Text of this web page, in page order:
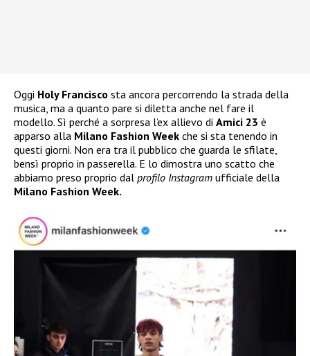
Oggi Holy Francisco sta ancora percorrendo la strada della
musica, ma a quanto pare si diletta anche nel fare il
modello. Sì perché a sorpresa l’ex allievo di Amici 23 è
apparso alla Milano Fashion Week che si sta tenendo in
questi giorni. Non era tra il pubblico che guarda le sfilate,
bensì proprio in passerella. E lo dimostra uno scatto che
abbiamo preso proprio dal profilo Instagram ufficiale della
Milano Fashion Week.